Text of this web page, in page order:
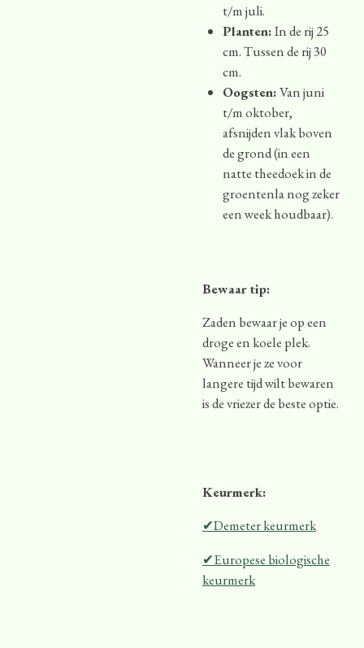
t/m juli.
Planten:In de rij 25
cm. Tussen de rij 30
cm.
Oogsten:Van juni
t/m oktober,
afsnijden vlak boven
de grond (in een
natte theedoek in de
groentenla nog zeker
een week houdbaar).
Bewaar tip:
Zaden bewaar je op een
droge en koele plek.
Wanneer je ze voor
langere tijd wilt bewaren
is de vriezer de beste optie.
Keurmerk:
✔Demeter keurmerk
✔Europese biologische
keurmerk